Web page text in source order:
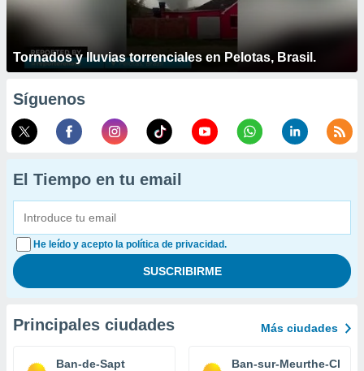
Tornados y lluvias torrenciales en Pelotas, Brasil.
Síguenos
El Tiempo en tu email
He leído y acepto la política de privacidad.
Principales ciudades Más ciudades
Ban-de-Sapt Ban-sur-Meurthe-Clefcy